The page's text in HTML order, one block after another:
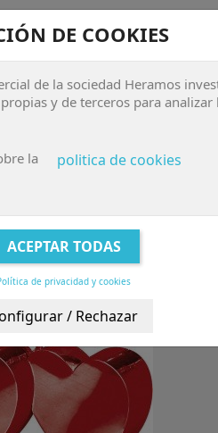

Y MAQUINAS
 FILTRAR
DE COOKIES
de la sociedad Heramos
y de terceros para analizar
la politica de cookies
de privacidad y cookies